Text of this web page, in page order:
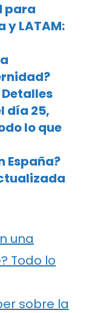
para
y LATAM:
día 25,
lo que
España?
una
Todo lo
sobre la